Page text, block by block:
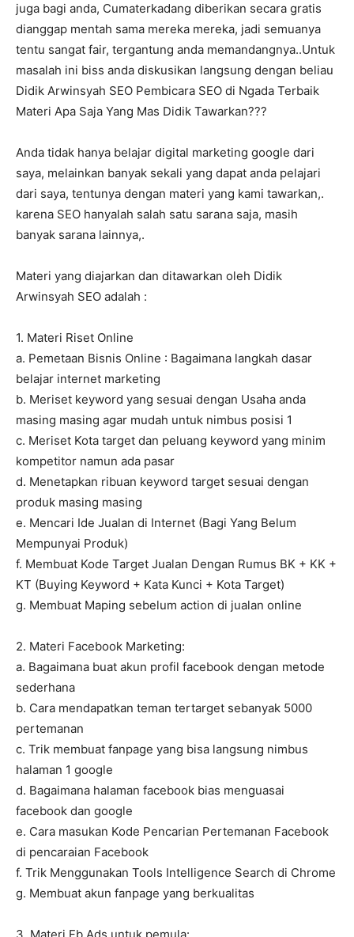
juga bagi anda, Cumaterkadang diberikan secara gratis
dianggap mentah sama mereka mereka, jadi semuanya
tentu sangat fair, tergantung anda memandangnya..Untuk
masalah ini biss anda diskusikan langsung dengan beliau
Didik Arwinsyah SEO Pembicara SEO di Ngada Terbaik
Materi Apa Saja Yang Mas Didik Tawarkan???
Anda tidak hanya belajar digital marketing google dari
saya, melainkan banyak sekali yang dapat anda pelajari
dari saya, tentunya dengan materi yang kami tawarkan,.
karena SEO hanyalah salah satu sarana saja, masih
banyak sarana lainnya,.
Materi yang diajarkan dan ditawarkan oleh Didik
Arwinsyah SEO adalah :
1. Materi Riset Online
a. Pemetaan Bisnis Online : Bagaimana langkah dasar
belajar internet marketing
b. Meriset keyword yang sesuai dengan Usaha anda
masing masing agar mudah untuk nimbus posisi 1
c. Meriset Kota target dan peluang keyword yang minim
kompetitor namun ada pasar
d. Menetapkan ribuan keyword target sesuai dengan
produk masing masing
e. Mencari Ide Jualan di Internet (Bagi Yang Belum
Mempunyai Produk)
f. Membuat Kode Target Jualan Dengan Rumus BK + KK +
KT (Buying Keyword + Kata Kunci + Kota Target)
g. Membuat Maping sebelum action di jualan online
2. Materi Facebook Marketing:
a. Bagaimana buat akun profil facebook dengan metode
sederhana
b. Cara mendapatkan teman tertarget sebanyak 5000
pertemanan
c. Trik membuat fanpage yang bisa langsung nimbus
halaman 1 google
d. Bagaimana halaman facebook bias menguasai
facebook dan google
e. Cara masukan Kode Pencarian Pertemanan Facebook
di pencaraian Facebook
f. Trik Menggunakan Tools Intelligence Search di Chrome
g. Membuat akun fanpage yang berkualitas